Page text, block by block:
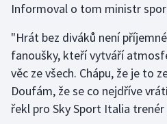
Golf
Gymnastika
Házená
Jezdectví
Informoval o tom ministr
"Hrát bez diváků není
fanoušky, kteří vytváří
věc ze všech. Chápu, že je to
Doufám, že se co nejdříve
řekl pro Sky Sport Italia